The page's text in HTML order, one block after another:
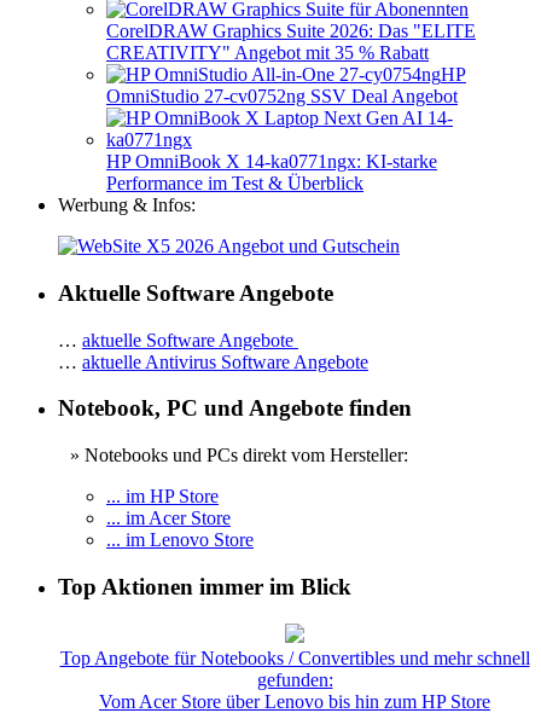
CorelDRAW Graphics Suite 2026: Das "ELITE
CREATIVITY" Angebot mit 35 % Rabatt
HP
OmniStudio 27-cv0752ng SSV Deal Angebot
HP OmniBook X 14-ka0771ngx: KI-starke
Performance im Test & Überblick
Werbung & Infos:
Aktuelle Software Angebote
… aktuelle Software Angebote
… aktuelle Antivirus Software Angebote
Notebook, PC und Angebote finden
» Notebooks und PCs direkt vom Hersteller:
... im HP Store
... im Acer Store
... im Lenovo Store
Top Aktionen immer im Blick
Top Angebote für Notebooks / Convertibles und mehr schnell
gefunden:
Vom Acer Store über Lenovo bis hin zum HP Store